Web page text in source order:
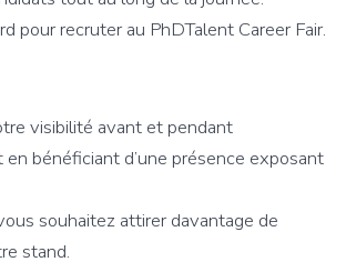
pour recruter au PhDTalent Career Fair.
visibilité avant et pendant
en bénéficiant d’une présence exposant
souhaitez attirer davantage de
stand.